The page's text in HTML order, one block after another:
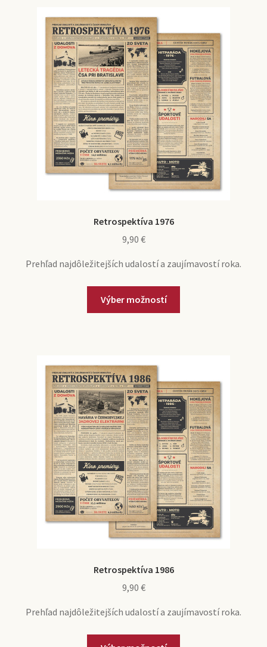
Retrospektíva 1976
9,90 €
Prehľad najdôležitejších udalostí a zaujímavostí roka.
Výber možností
Retrospektíva 1986
9,90 €
Prehľad najdôležitejších udalostí a zaujímavostí roka.